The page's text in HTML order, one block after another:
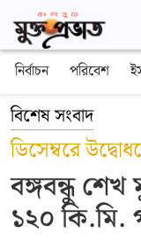
নির্বাচন পরিবেশ
বিশেষ সংবাদ
ডিসেম্বরে
বঙ্গবন্ধু
১২০ কি.মি.